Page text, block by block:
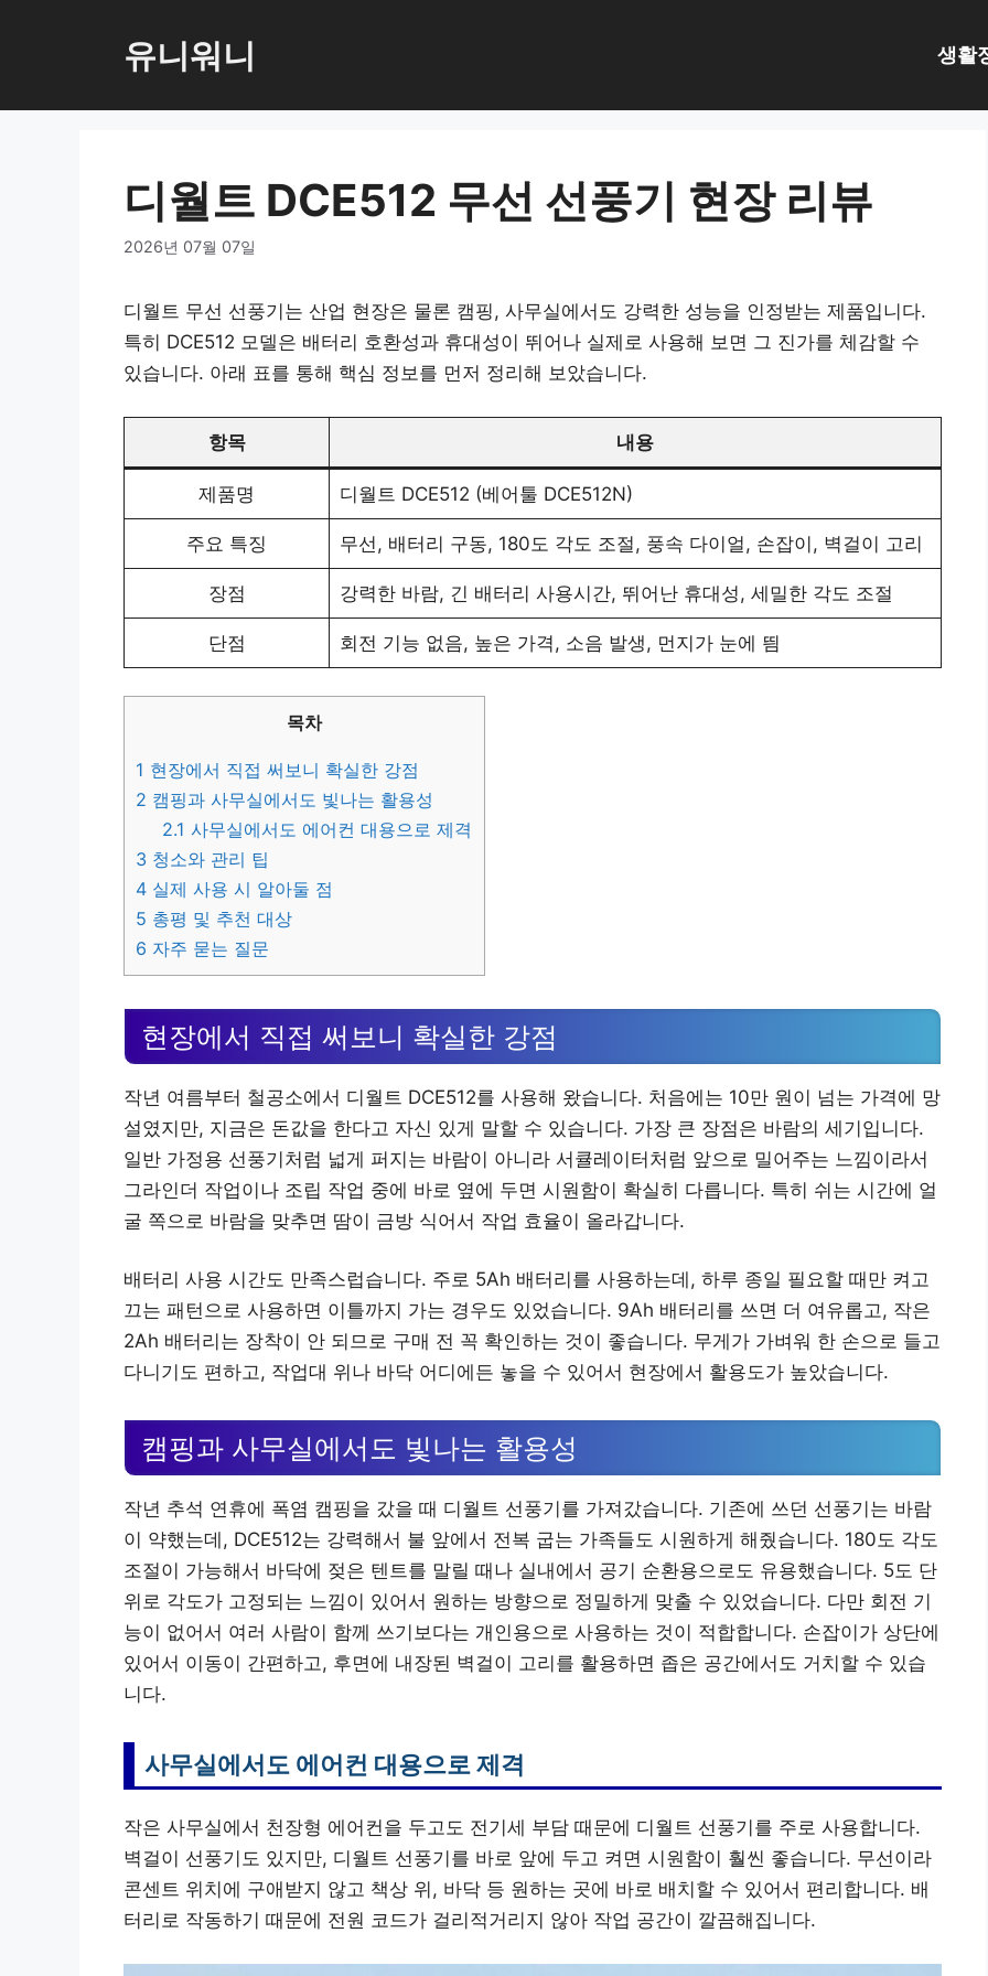
로
유니워니 생활
디월트 DCE512 무선 선풍기 현장 리뷰
2026년 07월 07일
디월트 무선 선풍기는 산업 현장은 물론 캠핑, 사무실에서도 강력한 성능을 인정받는 제품입니다.
특히 DCE512 모델은 배터리 호환성과 휴대성이 뛰어나 실제로 사용해 보면 그 진가를 체감할 수
있습니다. 아래 표를 통해 핵심 정보를 먼저 정리해 보았습니다.
항목 내용
제품명 디월트 DCE512 (베어툴 DCE512N)
주요 특징 무선, 배터리 구동, 180도 각도 조절, 풍속 다이얼, 손잡이, 벽걸이 고리
장점 강력한 바람, 긴 배터리 사용시간, 뛰어난 휴대성, 세밀한 각도 조절
단점 회전 기능 없음, 높은 가격, 소음 발생, 먼지가 눈에 띔
목차
1 현장에서 직접 써보니 확실한 강점
2 캠핑과 사무실에서도 빛나는 활용성
2.1 사무실에서도 에어컨 대용으로 제격
3 청소와 관리 팁
4 실제 사용 시 알아둘 점
5 총평 및 추천 대상
6 자주 묻는 질문
현장에서 직접 써보니 확실한 강점
작년 여름부터 철공소에서 디월트 DCE512를 사용해 왔습니다. 처음에는 10만 원이 넘는 가격에 망
설였지만, 지금은 돈값을 한다고 자신 있게 말할 수 있습니다. 가장 큰 장점은 바람의 세기입니다.
일반 가정용 선풍기처럼 넓게 퍼지는 바람이 아니라 서큘레이터처럼 앞으로 밀어주는 느낌이라서
그라인더 작업이나 조립 작업 중에 바로 옆에 두면 시원함이 확실히 다릅니다. 특히 쉬는 시간에 얼
굴 쪽으로 바람을 맞추면 땀이 금방 식어서 작업 효율이 올라갑니다.
배터리 사용 시간도 만족스럽습니다. 주로 5Ah 배터리를 사용하는데, 하루 종일 필요할 때만 켜고
끄는 패턴으로 사용하면 이틀까지 가는 경우도 있었습니다. 9Ah 배터리를 쓰면 더 여유롭고, 작은
2Ah 배터리는 장착이 안 되므로 구매 전 꼭 확인하는 것이 좋습니다. 무게가 가벼워 한 손으로 들고
다니기도 편하고, 작업대 위나 바닥 어디에든 놓을 수 있어서 현장에서 활용도가 높았습니다.
캠핑과 사무실에서도 빛나는 활용성
작년 추석 연휴에 폭염 캠핑을 갔을 때 디월트 선풍기를 가져갔습니다. 기존에 쓰던 선풍기는 바람
이 약했는데, DCE512는 강력해서 불 앞에서 전복 굽는 가족들도 시원하게 해줬습니다. 180도 각도
조절이 가능해서 바닥에 젖은 텐트를 말릴 때나 실내에서 공기 순환용으로도 유용했습니다. 5도 단
위로 각도가 고정되는 느낌이 있어서 원하는 방향으로 정밀하게 맞출 수 있었습니다. 다만 회전 기
능이 없어서 여러 사람이 함께 쓰기보다는 개인용으로 사용하는 것이 적합합니다. 손잡이가 상단에
있어서 이동이 간편하고, 후면에 내장된 벽걸이 고리를 활용하면 좁은 공간에서도 거치할 수 있습
니다.
사무실에서도 에어컨 대용으로 제격
작은 사무실에서 천장형 에어컨을 두고도 전기세 부담 때문에 디월트 선풍기를 주로 사용합니다.
벽걸이 선풍기도 있지만, 디월트 선풍기를 바로 앞에 두고 켜면 시원함이 훨씬 좋습니다. 무선이라
콘센트 위치에 구애받지 않고 책상 위, 바닥 등 원하는 곳에 바로 배치할 수 있어서 편리합니다. 배
터리로 작동하기 때문에 전원 코드가 걸리적거리지 않아 작업 공간이 깔끔해집니다.